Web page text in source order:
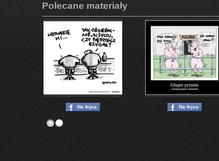
Polecane materiały
Na fejsa Na fejsa